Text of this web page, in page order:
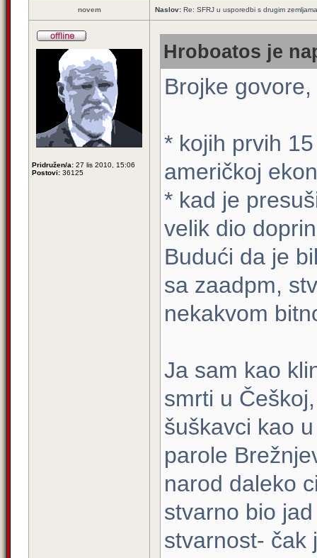
novem Naslov: Re: SFRJ u usporedbi s drugim zemljama
Pridružen/a: 27 lis 2010, 15:06
Postovi: 36125
Hroboatos je
Brojke
* kojih prvih
američkoj
* kad je
velik dio
Budući da je
sa zaadpm,
nekakvom
Ja sam kao
smrti u
šuškavci kao
parole
narod daleko
stvarno bio
stvarnost- čak